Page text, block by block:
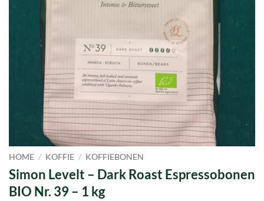
HOME / KOFFIE / KOFFIEBONEN
Simon Levelt – Dark Roast Espressobonen
BIO Nr. 39 – 1 kg